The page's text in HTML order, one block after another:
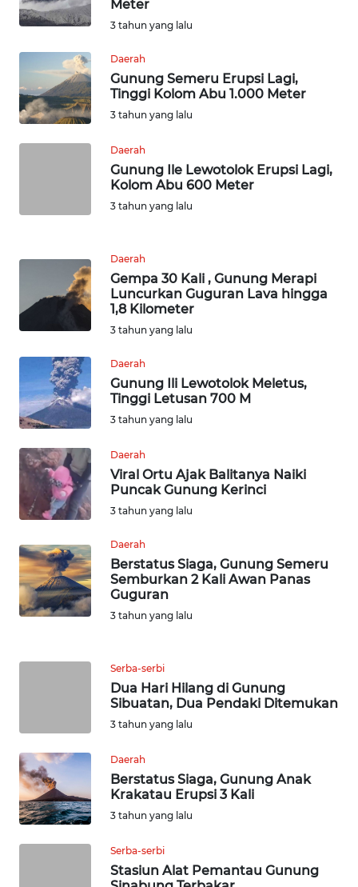
Meter
3 tahun yang lalu
Daerah
Gunung Semeru Erupsi Lagi,
Tinggi Kolom Abu 1.000 Meter
3 tahun yang lalu
Daerah
Gunung Ile Lewotolok Erupsi Lagi,
Kolom Abu 600 Meter
3 tahun yang lalu
Daerah
Gempa 30 Kali , Gunung Merapi
Luncurkan Guguran Lava hingga
1,8 Kilometer
3 tahun yang lalu
Daerah
Gunung Ili Lewotolok Meletus,
Tinggi Letusan 700 M
3 tahun yang lalu
Daerah
Viral Ortu Ajak Balitanya Naiki
Puncak Gunung Kerinci
3 tahun yang lalu
Daerah
Berstatus Siaga, Gunung Semeru
Semburkan 2 Kali Awan Panas
Guguran
3 tahun yang lalu
Serba-serbi
Dua Hari Hilang di Gunung
Sibuatan, Dua Pendaki Ditemukan
3 tahun yang lalu
Daerah
Berstatus Siaga, Gunung Anak
Krakatau Erupsi 3 Kali
3 tahun yang lalu
Serba-serbi
Stasiun Alat Pemantau Gunung
WN
TOBA
WN
NIAS
TANJUNG
WN
KARO
WN
WN
LABUHANBATU
TAPANULI
TENGAH
WN DELI
WN
PAKPAK
WN
KARAWANG